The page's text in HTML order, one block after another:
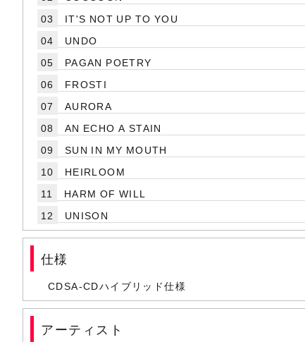
03
IT'S NOT UP TO YOU
04
UNDO
05
PAGAN POETRY
06
FROSTI
07
AURORA
08
AN ECHO A STAIN
09
SUN IN MY MOUTH
10
HEIRLOOM
11
HARM OF WILL
12
UNISON
仕様
CDSA-CDハイブリッド仕様
アーティスト